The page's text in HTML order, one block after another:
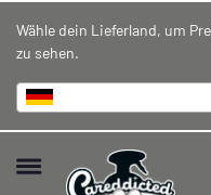
Wähle dein Lieferland, um
zu sehen.